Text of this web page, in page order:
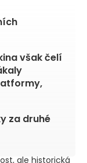
však čelí
za druhé
ale historická